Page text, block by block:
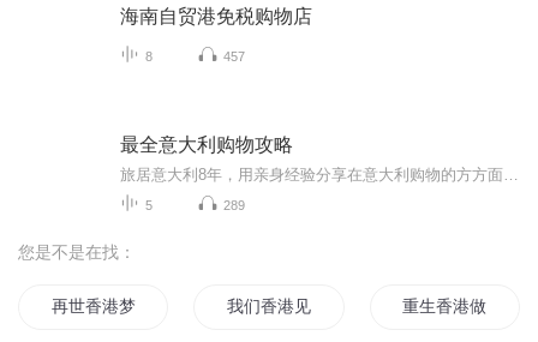
海南自贸港免税购物店
8 457
最全意大利购物攻略
5 289
您是不是在找：
再世香港梦 我们香港见 重生香港做土豪